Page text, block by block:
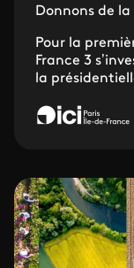
Donnons de
Pour la
France 3
la